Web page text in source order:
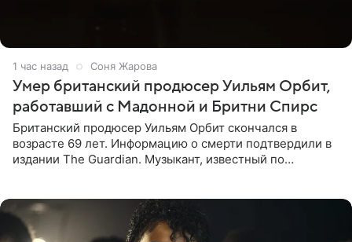
1 час назад Соня Жарова
Умер британский продюсер Уильям Орбит,
работавший с Мадонной и Бритни Спирс
Британский продюсер Уильям Орбит скончался в
возрасте 69 лет. Информацию о смерти подтвердили в
издании The Guardian. Музыкант, известный по